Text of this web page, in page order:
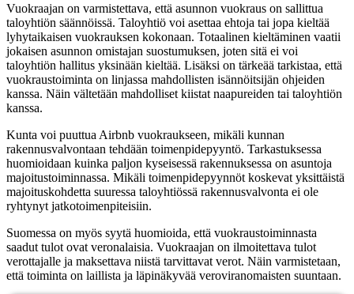
Vuokraajan on varmistettava, että asunnon vuokraus on sallittua
taloyhtiön säännöissä. Taloyhtiö voi asettaa ehtoja tai jopa kieltää
lyhytaikaisen vuokrauksen kokonaan. Totaalinen kieltäminen vaatii
jokaisen asunnon omistajan suostumuksen, joten sitä ei voi
taloyhtiön hallitus yksinään kieltää. Lisäksi on tärkeää tarkistaa, että
vuokraustoiminta on linjassa mahdollisten isännöitsijän ohjeiden
kanssa. Näin vältetään mahdolliset kiistat naapureiden tai taloyhtiön
kanssa.
Kunta voi puuttua Airbnb vuokraukseen, mikäli kunnan
rakennusvalvontaan tehdään toimenpidepyyntö. Tarkastuksessa
huomioidaan kuinka paljon kyseisessä rakennuksessa on asuntoja
majoitustoiminnassa. Mikäli toimenpidepyynnöt koskevat yksittäistä
majoituskohdetta suuressa taloyhtiössä rakennusvalvonta ei ole
ryhtynyt jatkotoimenpiteisiin.
Suomessa on myös syytä huomioida, että vuokraustoiminnasta
saadut tulot ovat veronalaisia. Vuokraajan on ilmoitettava tulot
verottajalle ja maksettava niistä tarvittavat verot. Näin varmistetaan,
että toiminta on laillista ja läpinäkyvää veroviranomaisten suuntaan.